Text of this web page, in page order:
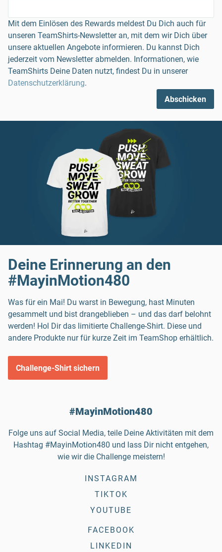
Mit dem Einlösen des Rewards meldest Du Dich auch für
unseren TeamShirts-Newsletter an, mit dem wir Dich über
unsere aktuellen Angebote informieren. Du kannst Dich
jederzeit vom Newsletter abmelden. Informationen, wie
TeamShirts Deine Daten nutzt, findest Du in unserer
Datenschutzerklärung.
Abschicken
Deine Erinnerung an den
#MayinMotion480
Was für ein Mai! Du warst in Bewegung, hast Minuten
gesammelt und bist drangeblieben – und das darf belohnt
werden! Hol Dir das limitierte Challenge-Shirt. Diese und
andere Produkte nur für kurze Zeit im TeamShop erhältlich.
Challenge-Shirt sichern
#MayinMotion480
Folge uns auf Social Media, teile Deine Aktivitäten mit dem
Hashtag #MayinMotion480 und lass Dir nicht entgehen,
wie wir die Challenge meistern!
INSTAGRAM
TIKTOK
YOUTUBE
FACEBOOK
LINKEDIN